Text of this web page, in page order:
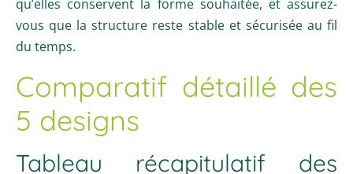
qu’elles conservent la forme souhaitée, et assurez-
vous que la structure reste stable et sécurisée au fil
du temps.
Comparatif détaillé des
5 designs
Tableau récapitulatif des